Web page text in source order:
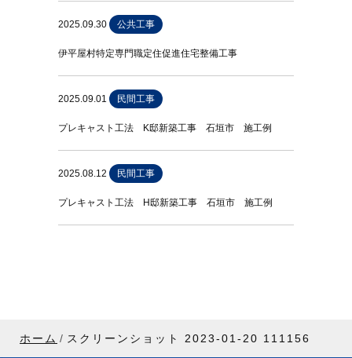
2025.09.30 公共工事
伊平屋村特定専門職定住促進住宅整備工事
2025.09.01 民間工事
プレキャスト工法 K邸新築工事 石垣市 施工例
2025.08.12 民間工事
プレキャスト工法 H邸新築工事 石垣市 施工例
ホーム スクリーンショット 2023-01-20 111156